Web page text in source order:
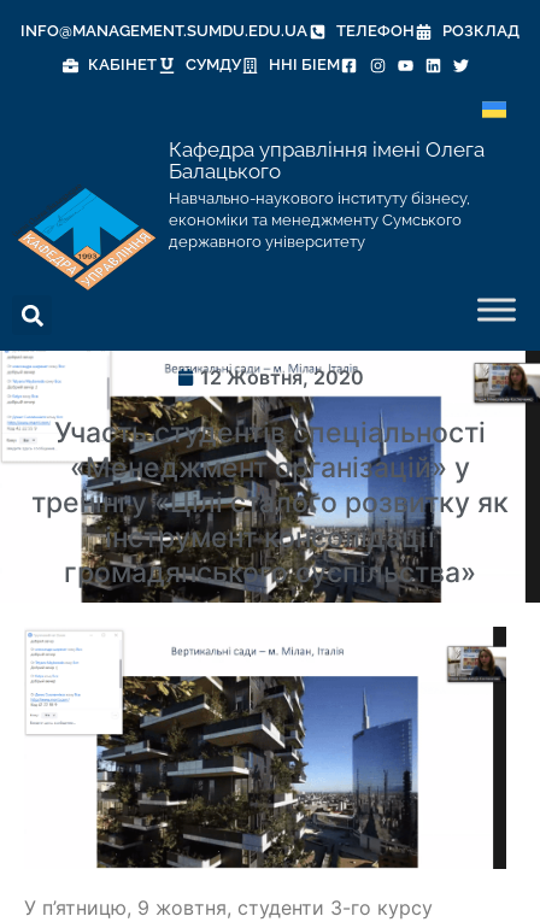
INFO@MANAGEMENT.SUMDU.EDU.UA ТЕЛЕФОН
РОЗКЛАД
КАБІНЕТ
СУМДУ ННІ БІЕМ
Кафедра управління імені Олега
Балацького
Навчально-наукового інституту бізнесу,
економіки та менеджменту Сумського
державного університету
12 Жовтня, 2020
Участь студентів спеціальності
«Менеджмент організацій» у
тренінгу «Цілі сталого розвитку як
інструмент консолідації
громадянського суспільства»
У п’ятницю, 9 жовтня, студенти 3-го курсу